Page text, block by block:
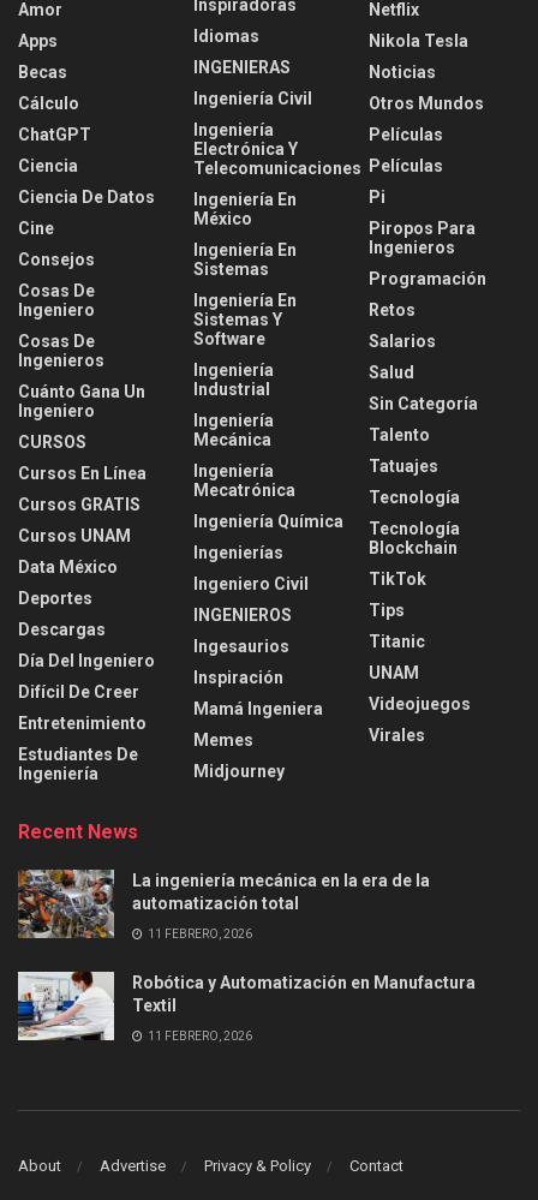
Amor
Apps
Becas
Cálculo
ChatGPT
Ciencia
Ciencia De Datos
Cine
Consejos
Cosas De
Ingeniero
Cosas De
Ingenieros
Cuánto Gana Un
Ingeniero
CURSOS
Cursos En Línea
Cursos GRATIS
Cursos UNAM
Data México
Deportes
Descargas
Día Del Ingeniero
Difícil De Creer
Entretenimiento
Estudiantes De
Ingeniería
Inspiradoras
Idiomas
INGENIERAS
Ingeniería Civil
Ingeniería
Electrónica Y
Telecomunicaciones
Ingeniería En
México
Ingeniería En
Sistemas
Ingeniería En
Sistemas Y
Software
Ingeniería
Industrial
Ingeniería
Mecánica
Ingeniería
Mecatrónica
Ingeniería Química
Ingenierías
Ingeniero Civil
INGENIEROS
Ingesaurios
Inspiración
Mamá Ingeniera
Memes
Midjourney
Netflix
Nikola Tesla
Noticias
Otros Mundos
Películas
Películas
Pi
Piropos Para
Ingenieros
Programación
Retos
Salarios
Salud
Sin Categoría
Talento
Tatuajes
Tecnología
Tecnología
Blockchain
TikTok
Tips
Titanic
UNAM
Videojuegos
Virales
Recent News
La ingeniería mecánica en la era de la
automatización total
11 FEBRERO, 2026
Robótica y Automatización en Manufactura
Textil
11 FEBRERO, 2026
About Advertise Privacy & Policy Contact